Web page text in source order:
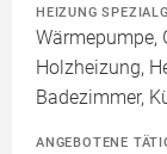
HEIZUNG
Wärmepumpe,
Holzheizung,
Badezimmer,
ANGEBOTENE